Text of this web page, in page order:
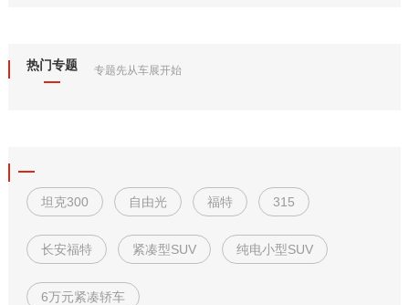
热门专题 专题先从车展开始
坦克300 自由光 福特 315
长安福特 紧凑型SUV 纯电小型SUV
6万元紧凑轿车